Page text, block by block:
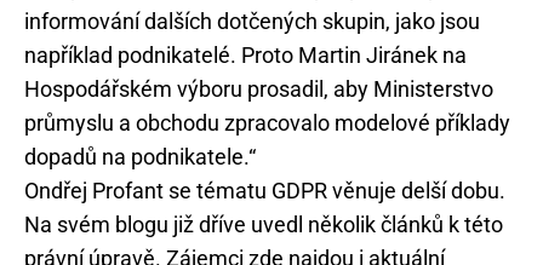
informování dalších dotčených skupin, jako jsou
například podnikatelé. Proto Martin Jiránek na
Hospodářském výboru prosadil, aby Ministerstvo
průmyslu a obchodu zpracovalo modelové příklady
dopadů na podnikatele.“
Ondřej Profant se tématu GDPR věnuje delší dobu.
Na svém blogu již dříve uvedl několik článků k této
právní úpravě. Zájemci zde najdou i aktuální